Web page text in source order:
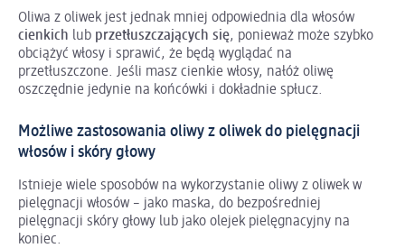
Oliwa z oliwek jest jednak mniej odpowiednia dla włosów
cienkich lub przetłuszczających się, ponieważ może szybko
obciążyć włosy i sprawić, że będą wyglądać na
przetłuszczone. Jeśli masz cienkie włosy, nałóż oliwę
oszczędnie jedynie na końcówki i dokładnie spłucz.
Możliwe zastosowania oliwy z oliwek do pielęgnacji
włosów i skóry głowy
Istnieje wiele sposobów na wykorzystanie oliwy z oliwek w
pielęgnacji włosów – jako maska, do bezpośredniej
pielęgnacji skóry głowy lub jako olejek pielęgnacyjny na
koniec.